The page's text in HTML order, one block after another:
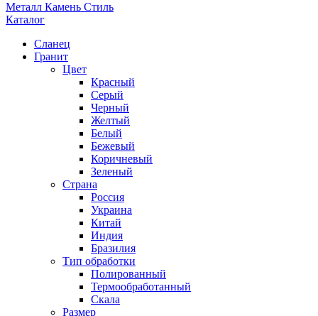
Металл Камень Стиль
Каталог
Сланец
Гранит
Цвет
Красный
Серый
Черный
Желтый
Белый
Бежевый
Коричневый
Зеленый
Страна
Россия
Украина
Китай
Индия
Бразилия
Тип обработки
Полированный
Термообработанный
Скала
Размер